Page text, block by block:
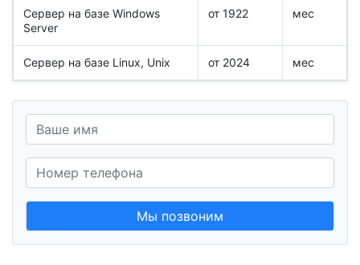
Сервер на базе Windows
Server
от 1922 мес
Сервер на базе Linux, Unix от 2024 мес
Мы позвоним